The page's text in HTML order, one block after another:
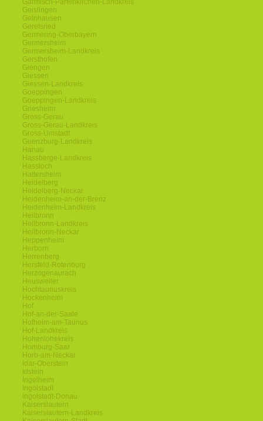
Garmisch-Partenkirchen-Landkreis
Geislingen
Gelnhausen
Geretsried
Germering-Oberbayern
Germersheim
Germersheim-Landkreis
Gersthofen
Giengen
Giessen
Giessen-Landkreis
Goeppingen
Goeppingen-Landkreis
Griesheim
Gross-Gerau
Gross-Gerau-Landkreis
Gross-Umstadt
Guenzburg-Landkreis
Hanau
Hassberge-Landkreis
Hassloch
Hattersheim
Heidelberg
Heidelberg-Neckar
Heidenheim-an-der-Brenz
Heidenheim-Landkreis
Heilbronn
Heilbronn-Landkreis
Heilbronn-Neckar
Heppenheim
Herborn
Herrenberg
Hersfeld-Rotenburg
Herzogenaurach
Heusweiler
Hochtaunuskreis
Hockenheim
Hof
Hof-an-der-Saale
Hofheim-am-Taunus
Hof-Landkreis
Hohenlohekreis
Homburg-Saar
Horb-am-Neckar
Idar-Oberstein
Idstein
Ingelheim
Ingolstadt
Ingolstadt-Donau
Kaiserslautern
Kaiserslautern-Landkreis